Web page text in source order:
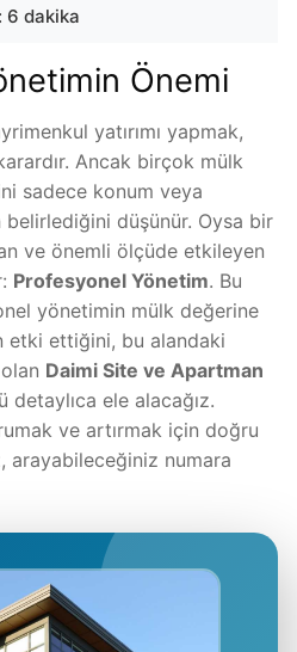
6 dakika
Önemi
yatırımı yapmak,
Ancak birçok mülk
sadece konum veya
düşünür. Oysa bir
ve önemli ölçüde etkileyen
Profesyonel Yönetim. Bu
yönetimin mülk değerine
etki ettiğini, bu alandaki
Daimi Site ve Apartman
detaylıca ele alacağız.
ve artırmak için doğru
arayabileceğiniz numara